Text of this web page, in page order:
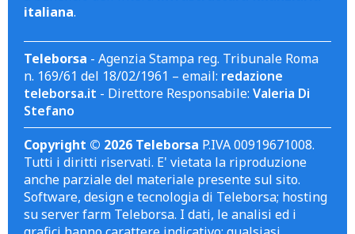
italiana.
Teleborsa - Agenzia Stampa reg. Tribunale Roma
n. 169/61 del 18/02/1961 – email: redazione
teleborsa.it - Direttore Responsabile: Valeria Di
Stefano
Copyright © 2026 Teleborsa P.IVA 00919671008.
Tutti i diritti riservati. E' vietata la riproduzione
anche parziale del materiale presente sul sito.
Software, design e tecnologia di Teleborsa; hosting
su server farm Teleborsa. I dati, le analisi ed i